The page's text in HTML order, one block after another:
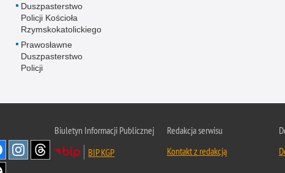
Duszpasterstwo
Policji Kościoła
Rzymskokatolickiego
Prawosławne
Duszpasterstwo
Policji
Biuletyn Informacji Publicznej
BIP KGP
Redakcja serwisu
Kontakt z redakcją